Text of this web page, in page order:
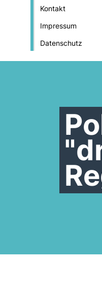
Kontakt
Impressum
Datenschutz